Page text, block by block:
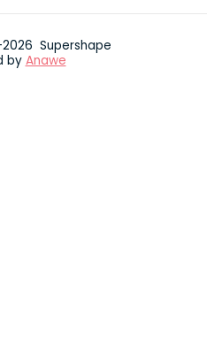
Supershape
by Anawe